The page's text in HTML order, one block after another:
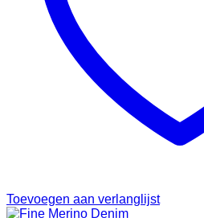
Toevoegen aan verlanglijst